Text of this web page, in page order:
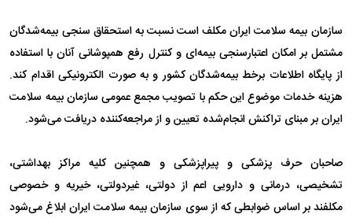
سازمان بیمه سلامت ایران مکلف است نسبت به استحقاق سنجی بیمه‌شدگان
مشتمل بر امکان اعتبارسنجی بیمه‌ای و کنترل رفع همپوشانی آنان با استفاده
از پایگاه اطلاعات برخط بیمه‌شدگان کشور و به صورت الکترونیکی اقدام کند.
هزینه خدمات موضوع این حکم با تصویب مجمع عمومی سازمان بیمه سلامت
ایران بر مبنای تراکنش انجام‌شده تعیین و از مراجعه‌کننده دریافت می‌شود.
صاحبان حرف پزشکی و پیراپزشکی و همچنین کلیه مراکز بهداشتی،
تشخیصی، درمانی و دارویی اعم از دولتی، غیردولتی، خیریه و خصوصی
مکلفند بر اساس ضوابطی که از سوی سازمان بیمه سلامت ایران ابلاغ می‌شود